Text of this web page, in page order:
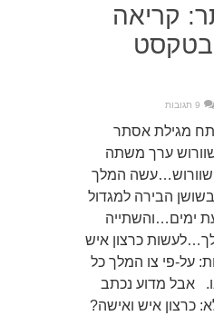
קריאה
בטקסט
9 תגובות
מגילת אסתר
ערך משתה
המלך
הבירה למגדול
ימים…והשתייה
כרצון איש
על-פי צו המלך כל
אבל מדוע נכתב
כרצון איש ואישה?